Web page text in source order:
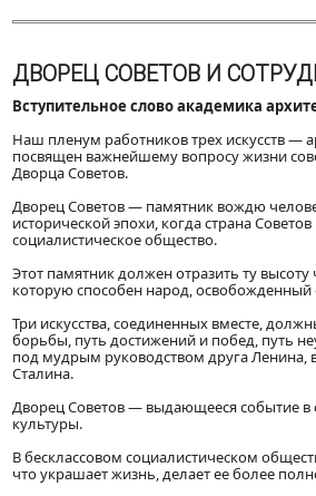
ДВОРЕЦ СОВЕТОВ И
Вступительное слово академика
Наш пленум работников трех искусств —
посвящен важнейшему вопросу жизни
Дворца Советов.
Дворец Советов — памятник вождю
исторической эпохи, когда страна
социалистическое общество.
Этот памятник должен отразить ту
которую способен народ, освобожденный
Три искусства, соединенных вместе,
борьбы, путь достижений и побед, путь
под мудрым руководством друга Ленина,
Сталина.
Дворец Советов — выдающееся событие в
культуры.
В бесклассовом социалистическом
что украшает жизнь, делает ее более